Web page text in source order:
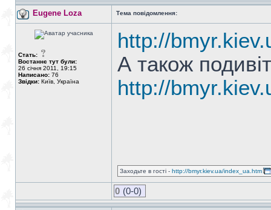
Eugene Loza Тема повідомлення:
Стать:
Востаннє тут були:
26 січня 2011, 19:15
Написано: 76
Звідки: Київ, Україна
http://
А також
http://
Заходьте в гості - http://bmyr.kiev.ua/index_ua.htm
0 (0-0)